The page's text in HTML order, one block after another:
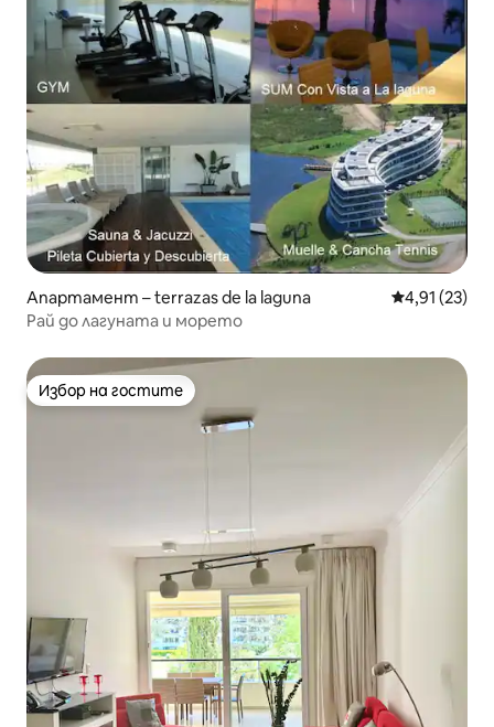
Апартамент – terrazas de la laguna Средна
4,91 (23)
Рай до лагуната и морето
Избор на гостите
Избор на гостите